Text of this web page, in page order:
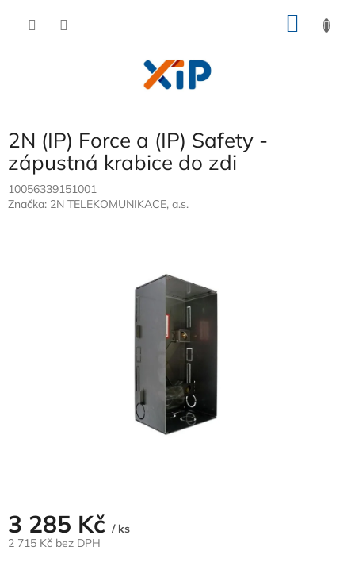
2N (IP) Force a (IP) Safety -
zápustná krabice do zdi
10056339151001
Značka: 2N TELEKOMUNIKACE, a.s.
3 285 Kč / ks
2 715 Kč bez DPH